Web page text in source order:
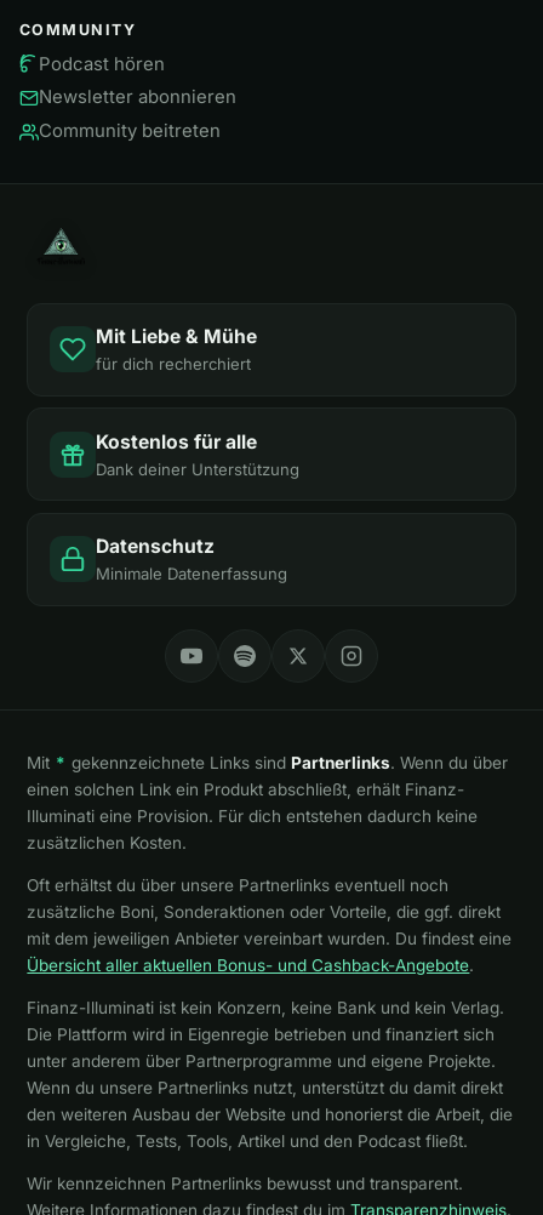
COMMUNITY
Podcast hören
Newsletter abonnieren
Community beitreten
Mit Liebe & Mühe
für dich recherchiert
Kostenlos für alle
Dank deiner Unterstützung
Datenschutz
Minimale Datenerfassung
Mit * gekennzeichnete Links sind Partnerlinks. Wenn du über
einen solchen Link ein Produkt abschließt, erhält Finanz-
Illuminati eine Provision. Für dich entstehen dadurch keine
zusätzlichen Kosten.
Oft erhältst du über unsere Partnerlinks eventuell noch
zusätzliche Boni, Sonderaktionen oder Vorteile, die ggf. direkt
mit dem jeweiligen Anbieter vereinbart wurden. Du findest eine
Übersicht aller aktuellen Bonus- und Cashback-Angebote.
Finanz-Illuminati ist kein Konzern, keine Bank und kein Verlag.
Die Plattform wird in Eigenregie betrieben und finanziert sich
unter anderem über Partnerprogramme und eigene Projekte.
Wenn du unsere Partnerlinks nutzt, unterstützt du damit direkt
den weiteren Ausbau der Website und honorierst die Arbeit, die
in Vergleiche, Tests, Tools, Artikel und den Podcast fließt.
Wir kennzeichnen Partnerlinks bewusst und transparent.
Weitere Informationen dazu findest du imTransparenzhinweis.